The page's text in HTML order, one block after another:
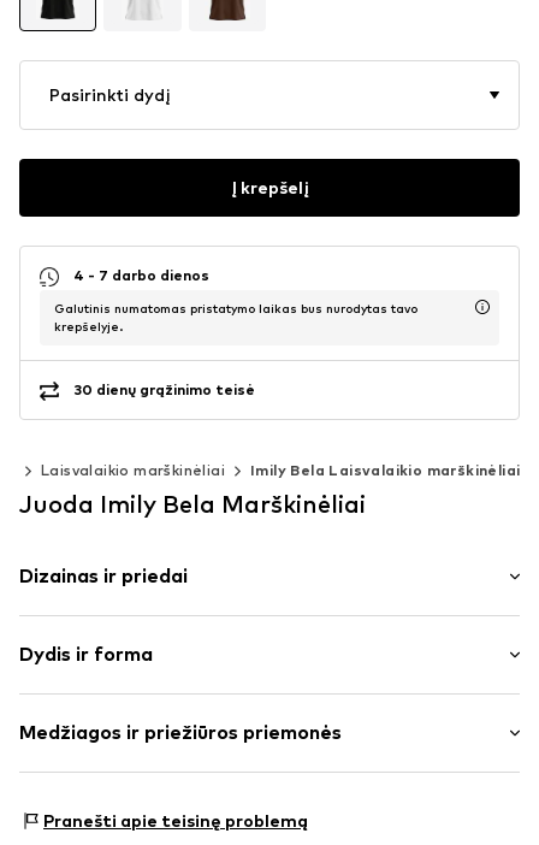
Pasirinkti dydį
Į krepšelį
4 - 7 darbo dienos
Galutinis numatomas pristatymo laikas bus nurodytas tavo
krepšelyje.
30 dienų grąžinimo teisė
Laisvalaikio marškinėliai Imily Bela Laisvalaikio marškinėliai
Juoda Imily Bela Marškinėliai
Dizainas ir priedai
plonas trikotažas
Apskrita kaklo iškirptė
Apvadas / megzta apykaklė
Lanksti tekstūra
Dydis ir forma
Ilgis: Normalaus ilgio
Pritaikomumas: Įprastas prigludimas
Dydžių lentelė
Medžiagos ir priežiūros priemonės
Elastanas
Pranešti apie teisinę problemą